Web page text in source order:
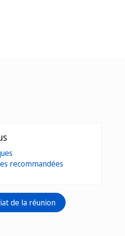
recommandées
de la réunion